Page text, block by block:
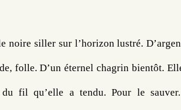
noire siller sur l’horizon lustré.
folle. D’un éternel chagrin bientôt.
fil qu’elle a tendu. Pour le